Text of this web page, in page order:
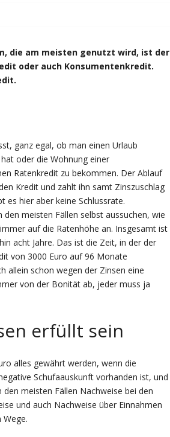
die am meisten genutzt wird, ist der
oder auch Konsumentenkredit.
ganz egal, ob man einen Urlaub
oder die Wohnung einer
Ratenkredit zu bekommen. Der Ablauf
Kredit und zahlt ihn samt Zinszuschlag
es hier aber keine Schlussrate.
meisten Fällen selbst aussuchen, wie
auf die Ratenhöhe an. Insgesamt ist
acht Jahre. Das ist die Zeit, in der der
von 3000 Euro auf 96 Monate
allein schon wegen der Zinsen eine
von der Bonität ab, jeder muss ja
erfüllt sein
alles gewährt werden, wenn die
Schufaauskunft vorhanden ist, und
meisten Fällen Nachweise bei den
und auch Nachweise über Einnahmen